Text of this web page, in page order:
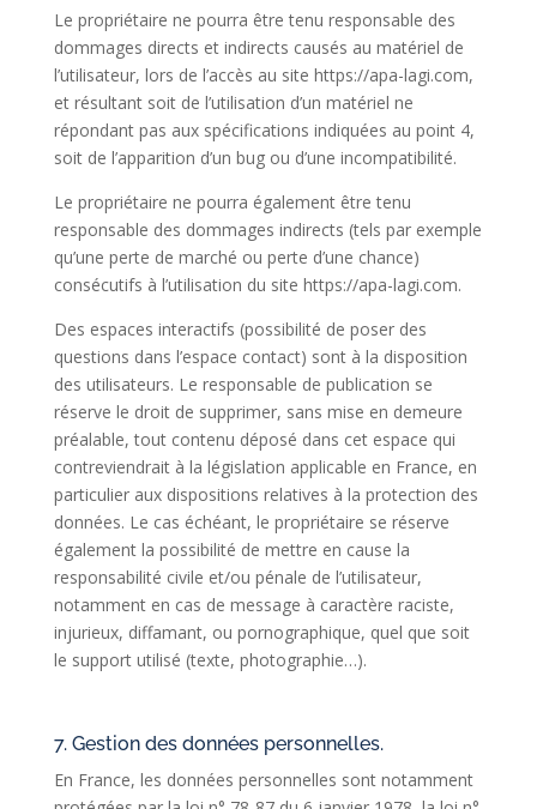
Le propriétaire ne pourra être tenu responsable des
dommages directs et indirects causés au matériel de
l’utilisateur, lors de l’accès au site https://apa-lagi.com,
et résultant soit de l’utilisation d’un matériel ne
répondant pas aux spécifications indiquées au point 4,
soit de l’apparition d’un bug ou d’une incompatibilité.
Le propriétaire ne pourra également être tenu
responsable des dommages indirects (tels par exemple
qu’une perte de marché ou perte d’une chance)
consécutifs à l’utilisation du site https://apa-lagi.com.
Des espaces interactifs (possibilité de poser des
questions dans l’espace contact) sont à la disposition
des utilisateurs. Le responsable de publication se
réserve le droit de supprimer, sans mise en demeure
préalable, tout contenu déposé dans cet espace qui
contreviendrait à la législation applicable en France, en
particulier aux dispositions relatives à la protection des
données. Le cas échéant, le propriétaire se réserve
également la possibilité de mettre en cause la
responsabilité civile et/ou pénale de l’utilisateur,
notamment en cas de message à caractère raciste,
injurieux, diffamant, ou pornographique, quel que soit
le support utilisé (texte, photographie…).
7. Gestion des données personnelles.
En France, les données personnelles sont notamment